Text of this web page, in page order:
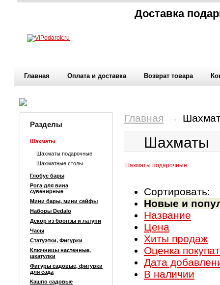
Доставка
Главная Оплата и доставка Возврат товара
Разделы
Шахматы
Шахматы подарочные
Шахматные столы
Глобус бары
Рога для вина
сувенирные
Мини бары, мини сейфы
Наборы Dedalo
Декор из бронзы и латуни
Часы
Статуэтки, Фигурки
Ключницы настенные,
шкатулки
Фигуры садовые, фигурки
для сада
Кашпо садовые
Главная →
Шахматы
Шахматы подарочные
Сортировать:
Новые и
Название
Цена
Хиты продаж
Оценка
Дата
В наличии